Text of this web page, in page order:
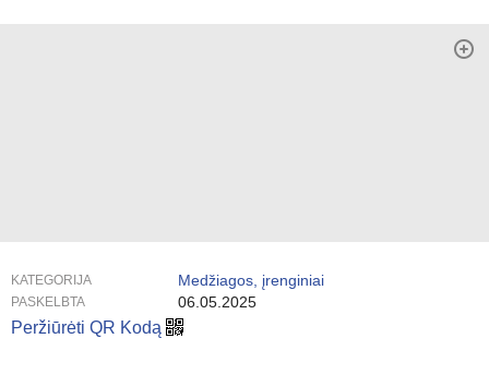
KATEGORIJA Medžiagos, įrenginiai
PASKELBTA 06.05.2025
Peržiūrėti QR Kodą